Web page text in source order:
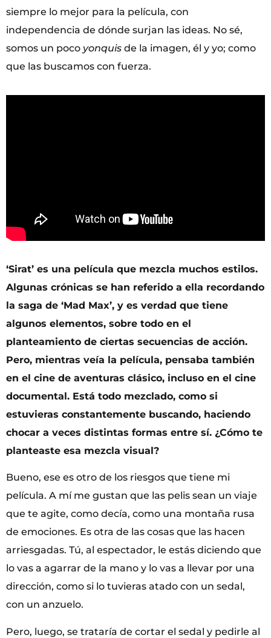
siempre lo mejor para la película, con
independencia de dónde surjan las ideas. No sé,
somos un poco yonquis de la imagen, él y yo; como
que las buscamos con fuerza.
‘Sirat’ es una película que mezcla muchos estilos.
Algunas crónicas se han referido a ella recordando
la saga de ‘Mad Max’, y es verdad que tiene
algunos elementos, sobre todo en el
planteamiento de ciertas secuencias de acción.
Pero, mientras veía la película, pensaba también
en el cine de aventuras clásico, incluso en el cine
documental. Está todo mezclado, como si
estuvieras constantemente buscando, haciendo
chocar a veces distintas formas entre sí. ¿Cómo te
planteaste esa mezcla visual?
Bueno, ese es otro de los riesgos que tiene mi
película. A mí me gustan que las pelis sean un viaje
que te agite, como decía, como una montaña rusa
de emociones. Es otra de las cosas que las hacen
arriesgadas. Tú, al espectador, le estás diciendo que
lo vas a agarrar de la mano y lo vas a llevar por una
dirección, como si lo tuvieras atado con un sedal,
con un anzuelo.
Pero, luego, se trataría de cortar el sedal y pedirle al